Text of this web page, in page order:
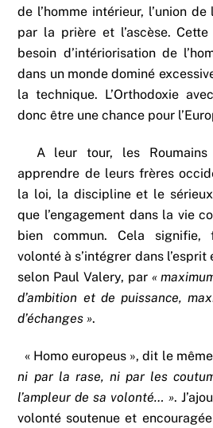
de l’homme intérieur, l’union
par la prière et l’ascèse.
besoin d’intériorisation de
dans un monde dominé
la technique. L’Orthodoxie
donc être une chance pour
A leur tour, les Roumains
apprendre de leurs frères
la loi, la discipline et le
que l’engagement dans la vie
bien commun. Cela signifie,
volonté à s’intégrer dans
selon Paul Valery, par «
d’ambition et de puissance,
d’échanges ».
« Homo europeus », dit le
ni par la rase, ni par les
l’ampleur de sa volonté… ».
volonté soutenue et